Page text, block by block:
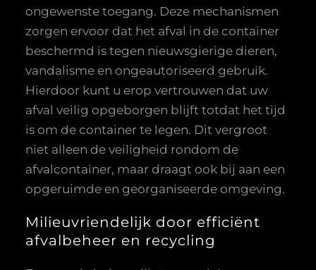
ongewenste toegang. Deze mechanismen
zorgen ervoor dat het afval in de container
beschermd is tegen nieuwsgierige dieren,
vandalisme en ongeautoriseerd gebruik.
Hierdoor kunt u erop vertrouwen dat uw
afval veilig opgeborgen blijft totdat het tijd
is om de container te legen. Dit vergroot
niet alleen de veiligheid rondom de
afvalcontainer, maar draagt ook bij aan een
opgeruimde en georganiseerde omgeving.
Milieuvriendelijk door efficiënt
afvalbeheer en recycling